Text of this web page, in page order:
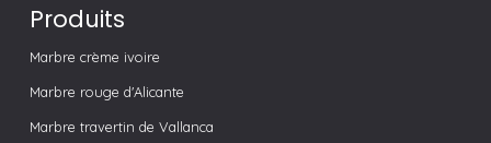
Produits
Marbre crème ivoire
Marbre rouge d'Alicante
Marbre travertin de Vallanca